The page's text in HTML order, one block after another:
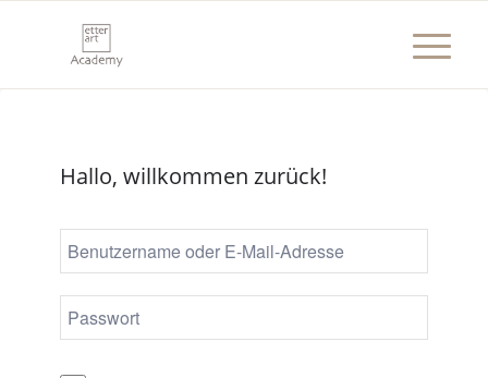
Hallo, willkommen zurück!